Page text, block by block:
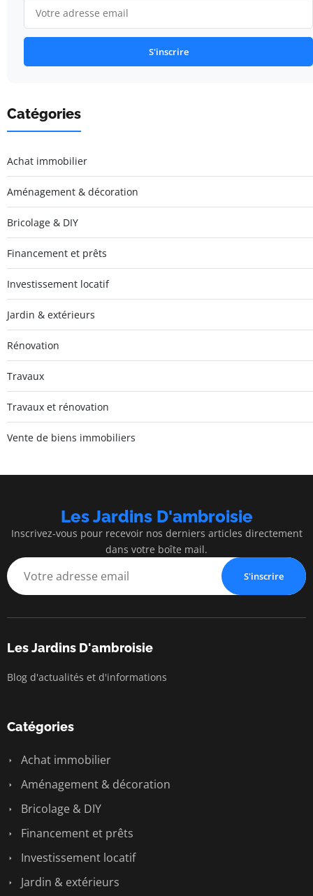
S'inscrire
Catégories
Achat immobilier
Aménagement & décoration
Bricolage & DIY
Financement et prêts
Investissement locatif
Jardin & extérieurs
Rénovation
Travaux
Travaux et rénovation
Vente de biens immobiliers
Les Jardins D'ambroisie
Inscrivez-vous pour recevoir nos derniers articles directement
dans votre boîte mail.
S'inscrire
Les Jardins D'ambroisie
Blog d'actualités et d'informations
Catégories
Achat immobilier
Aménagement & décoration
Bricolage & DIY
Financement et prêts
Investissement locatif
Jardin & extérieurs